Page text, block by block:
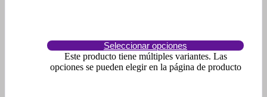
Seleccionar opciones
Este producto tiene múltiples variantes. Las
opciones se pueden elegir en la página de producto